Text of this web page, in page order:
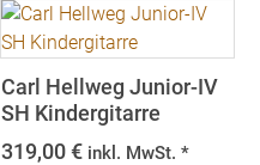
Carl Hellweg Junior-IV
SH Kindergitarre
319,00€ inkl. MwSt. *